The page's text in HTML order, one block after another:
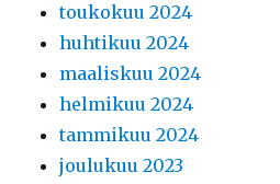
toukokuu 2024
huhtikuu 2024
maaliskuu 2024
helmikuu 2024
tammikuu 2024
joulukuu 2023